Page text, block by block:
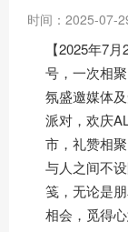
时间：2025-07-
【2025年7
号，一次相
氛盛邀媒体
派对，欢庆
市，礼赞相
与人之间不
笺，无论是
相会，觅得心